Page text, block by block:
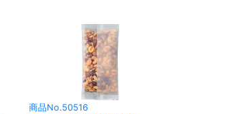
商品No.50516